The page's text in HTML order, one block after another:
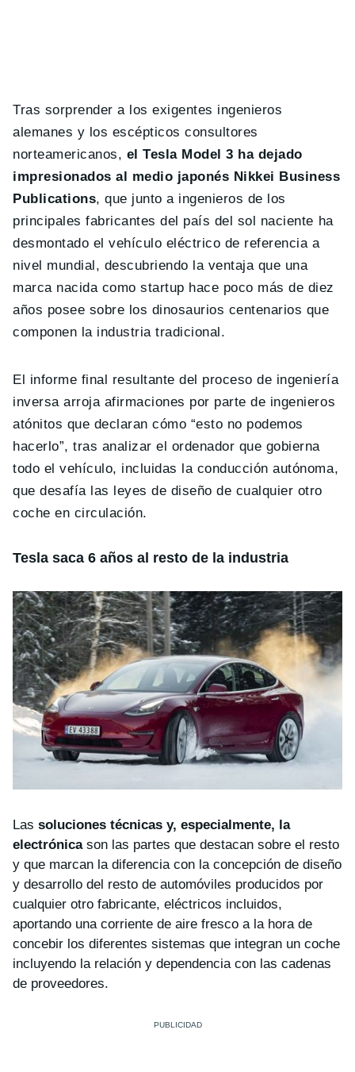
Tras sorprender a los exigentes ingenieros
alemanes y los escépticos consultores
norteamericanos, el Tesla Model 3 ha dejado
impresionados al medio japonés Nikkei Business
Publications, que junto a ingenieros de los
principales fabricantes del país del sol naciente ha
desmontado el vehículo eléctrico de referencia a
nivel mundial, descubriendo la ventaja que una
marca nacida como startup hace poco más de diez
años posee sobre los dinosaurios centenarios que
componen la industria tradicional.
El informe final resultante del proceso de ingeniería
inversa arroja afirmaciones por parte de ingenieros
atónitos que declaran cómo “esto no podemos
hacerlo”, tras analizar el ordenador que gobierna
todo el vehículo, incluidas la conducción autónoma,
que desafía las leyes de diseño de cualquier otro
coche en circulación.
Tesla saca 6 años al resto de la industria
Las soluciones técnicas y, especialmente, la
electrónicason las partes que destacan sobre el resto
y que marcan la diferencia con la concepción de diseño
y desarrollo del resto de automóviles producidos por
cualquier otro fabricante, eléctricos incluidos,
aportando una corriente de aire fresco a la hora de
concebir los diferentes sistemas que integran un coche
incluyendo la relación y dependencia con las cadenas
de proveedores.